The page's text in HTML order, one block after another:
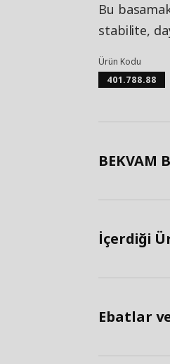
Bu
stabilite,
Ürün Kodu
401.788.88
BEKVAM
İçerdiği
Ebatlar